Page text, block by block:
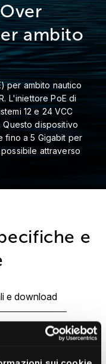
ambito
per ambito nautico
L'iniettore PoE di
12 e 24 VCC
Questo dispositivo
fino a 5 Gigabit per
attraverso
e
e download
Rete